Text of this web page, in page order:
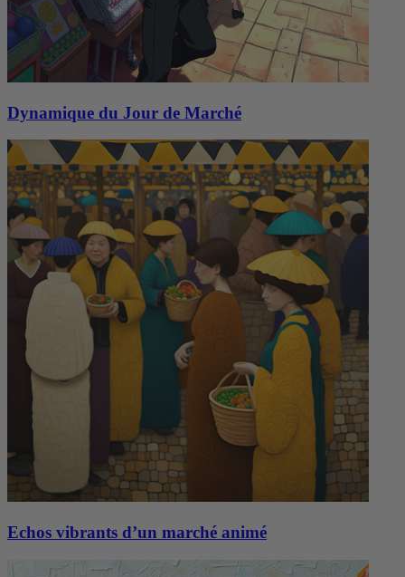
Dynamique du Jour de Marché
Echos vibrants d’un marché animé